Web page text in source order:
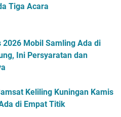
Tiga Acara
2026 Mobil Samling Ada di
Ini Persyaratan dan
Keliling Kuningan Kamis
di Empat Titik